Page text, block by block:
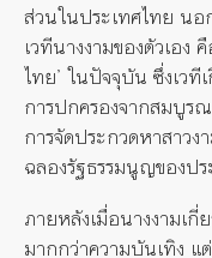
ส่วนในประเทศไทย นอ
เวทีนางงามของตัวเอง
ไทย’ ในปัจจุบัน ซึ่งเว
การปกครองจากสมบูร
การจัดประกวดหาสาวง
ฉลองรัฐธรรมนูญของปร
ภายหลังเมื่อนางงามเกี่
มากกว่าความบันเทิง